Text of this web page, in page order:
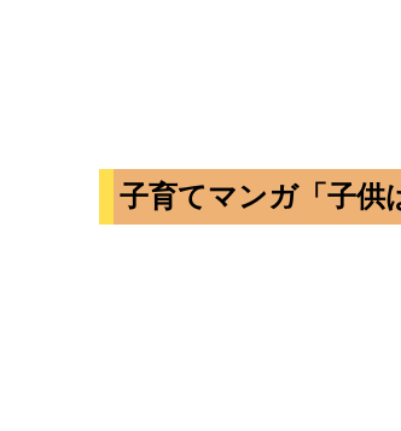
子育てマンガ「子供